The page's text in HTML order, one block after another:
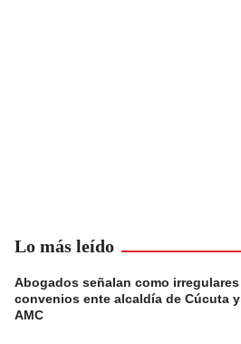
Lo más leído
Abogados señalan como irregulares
convenios ente alcaldía de Cúcuta y
AMC